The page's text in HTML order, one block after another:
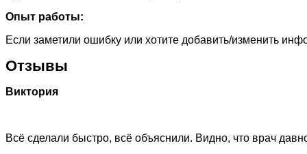
Опыт работы:
Если заметили ошибку или хотите добавить/изменить
Отзывы
Виктория
Всё сделали быстро, всё объяснили. Видно, что врач